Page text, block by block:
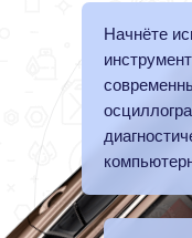
Начнёте